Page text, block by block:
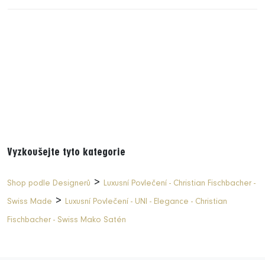
Vyzkoušejte tyto kategorie
Shop podle Designerů > Luxusní Povlečení - Christian Fischbacher -
Swiss Made > Luxusní Povlečení - UNI - Elegance - Christian
Fischbacher - Swiss Mako Satén